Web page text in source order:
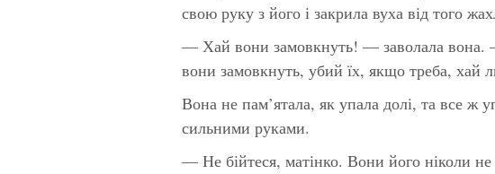
свою руку з його і закрила вуха від того
— Хай вони замовкнуть! — заволала
вони замовкнуть, убий їх, якщо треба, хай
Вона не пам’ятала, як упала долі, та все ж
сильними руками.
— Не бійтеся, матінко. Вони його ніколи не